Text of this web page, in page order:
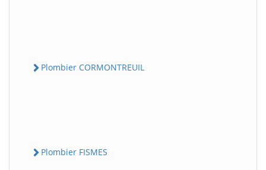
Plombier CORMONTREUIL
Plombier FISMES